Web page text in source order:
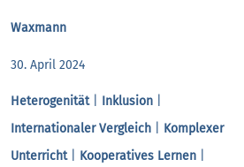
Waxmann
30. April 2024
Heterogenität| Inklusion
Internationaler Vergleich
Komplexer
Unterricht| Kooperatives Lernen